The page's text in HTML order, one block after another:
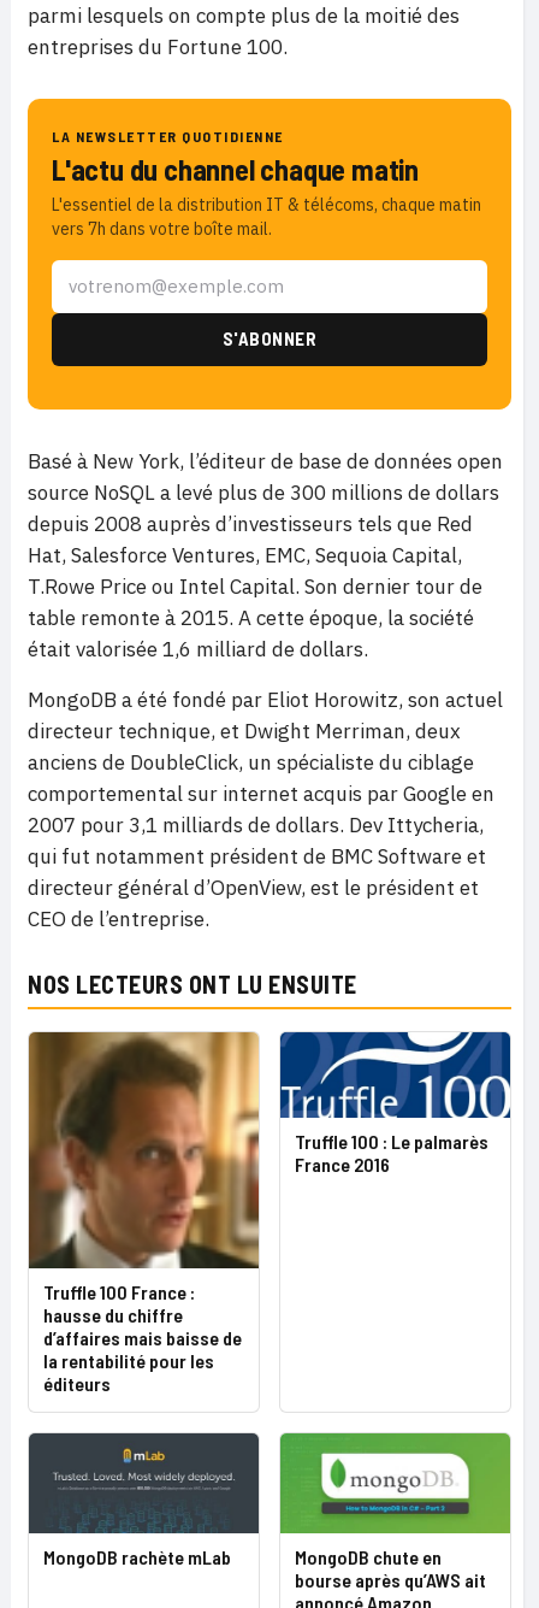
parmi lesquels on compte plus de la moitié des
entreprises du Fortune 100.
LA NEWSLETTER QUOTIDIENNE
L'actu du channel chaque matin
L'essentiel de la distribution IT & télécoms, chaque matin
vers 7h dans votre boîte mail.
Basé à New York, l’éditeur de base de données open
source NoSQL a levé plus de 300 millions de dollars
depuis 2008 auprès d’investisseurs tels que Red
Hat, Salesforce Ventures, EMC, Sequoia Capital,
T.Rowe Price ou Intel Capital. Son dernier tour de
table remonte à 2015. A cette époque, la société
était valorisée 1,6 milliard de dollars.
MongoDB a été fondé par Eliot Horowitz, son actuel
directeur technique, et Dwight Merriman, deux
anciens de DoubleClick, un spécialiste du ciblage
comportemental sur internet acquis par Google en
2007 pour 3,1 milliards de dollars. Dev Ittycheria,
qui fut notamment président de BMC Software et
directeur général d’OpenView, est le président et
CEO de l’entreprise.
NOS LECTEURS ONT LU ENSUITE
Truffle 100 France :
hausse du chiffre
d’affaires mais baisse de
la rentabilité pour les
éditeurs
Truffle 100 : Le palmarès
France 2016
MongoDB rachète mLab
MongoDB chute en
bourse après qu’AWS ait
annoncé Amazon